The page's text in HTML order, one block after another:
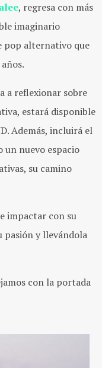
, regresa con más
imaginario
pop alternativo que
a reflexionar sobre
estará disponible
Además, incluirá el
un nuevo espacio
su camino
impactar con su
pasión y llevándola
con la portada